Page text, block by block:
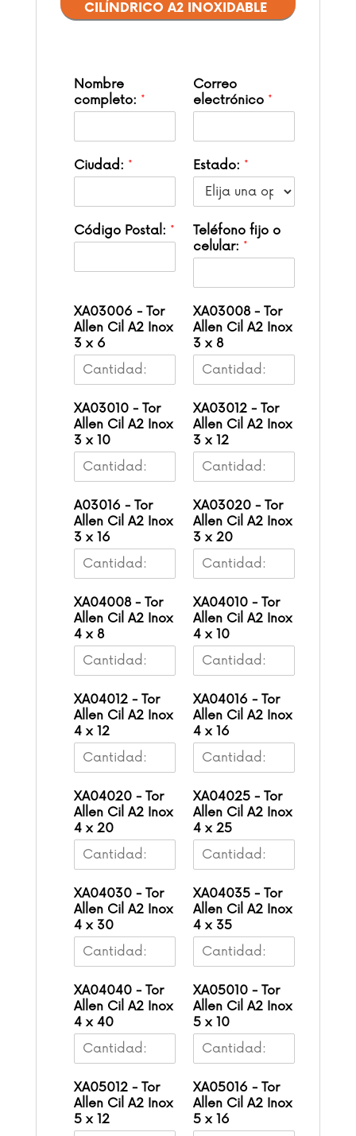
CILÍNDRICO A2 INOXIDABLE
Nombre
completo: *
Correo
electrónico *
Ciudad: * Estado: *
Código Postal: *
Teléfono fijo o
celular: *
XA03006 - Tor
Allen Cil A2 Inox
3 x 6
XA03008 - Tor
Allen Cil A2 Inox
3 x 8
XA03010 - Tor
Allen Cil A2 Inox
3 x 10
XA03012 - Tor
Allen Cil A2 Inox
3 x 12
A03016 - Tor
Allen Cil A2 Inox
3 x 16
XA03020 - Tor
Allen Cil A2 Inox
3 x 20
XA04008 - Tor
Allen Cil A2 Inox
4 x 8
XA04010 - Tor
Allen Cil A2 Inox
4 x 10
XA04012 - Tor
Allen Cil A2 Inox
4 x 12
XA04016 - Tor
Allen Cil A2 Inox
4 x 16
XA04020 - Tor
Allen Cil A2 Inox
4 x 20
XA04025 - Tor
Allen Cil A2 Inox
4 x 25
XA04030 - Tor
Allen Cil A2 Inox
4 x 30
XA04035 - Tor
Allen Cil A2 Inox
4 x 35
XA04040 - Tor
Allen Cil A2 Inox
4 x 40
XA05010 - Tor
Allen Cil A2 Inox
5 x 10
XA05012 - Tor
Allen Cil A2 Inox
5 x 12
XA05016 - Tor
Allen Cil A2 Inox
5 x 16